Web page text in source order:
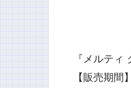
『メルティ
【販売期間